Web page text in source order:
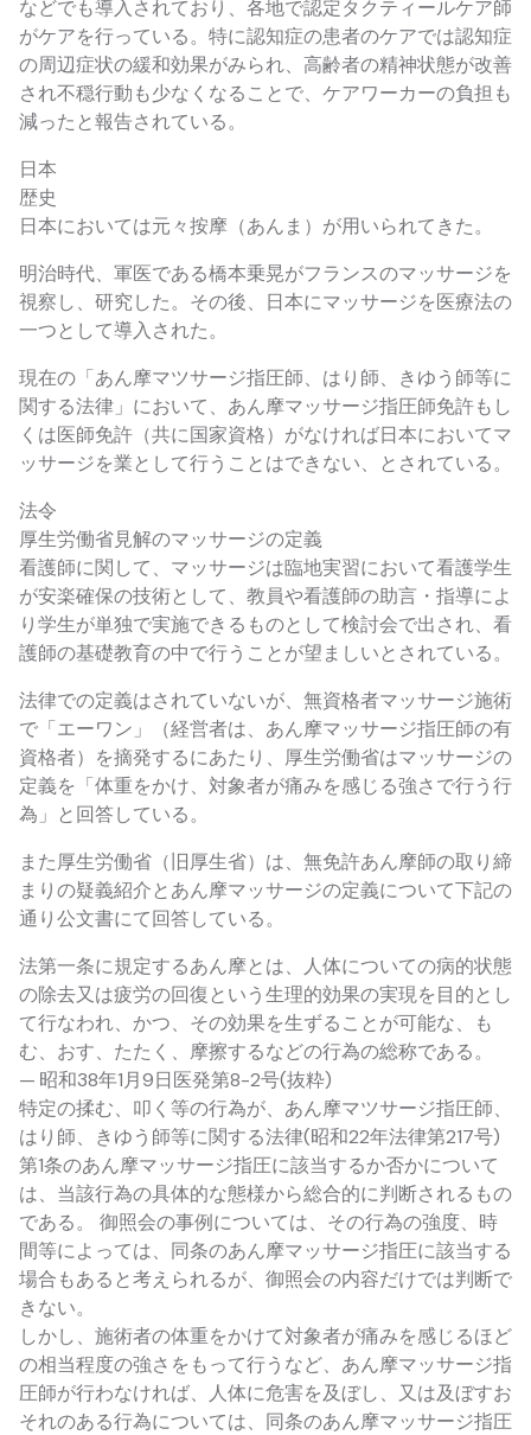
などでも導入されており、各地で認定タクティールケア師
がケアを行っている。特に認知症の患者のケアでは認知症
の周辺症状の緩和効果がみられ、高齢者の精神状態が改善
され不穏行動も少なくなることで、ケアワーカーの負担も
減ったと報告されている。
日本
歴史
日本においては元々按摩（あんま）が用いられてきた。
明治時代、軍医である橋本乗晃がフランスのマッサージを
視察し、研究した。その後、日本にマッサージを医療法の
一つとして導入された。
現在の「あん摩マツサージ指圧師、はり師、きゆう師等に
関する法律」において、あん摩マッサージ指圧師免許もし
くは医師免許（共に国家資格）がなければ日本においてマ
ッサージを業として行うことはできない、とされている。
法令
厚生労働省見解のマッサージの定義
看護師に関して、マッサージは臨地実習において看護学生
が安楽確保の技術として、教員や看護師の助言・指導によ
り学生が単独で実施できるものとして検討会で出され、看
護師の基礎教育の中で行うことが望ましいとされている。
法律での定義はされていないが、無資格者マッサージ施術
で「エーワン」（経営者は、あん摩マッサージ指圧師の有
資格者）を摘発するにあたり、厚生労働省はマッサージの
定義を「体重をかけ、対象者が痛みを感じる強さで行う行
為」と回答している。
また厚生労働省（旧厚生省）は、無免許あん摩師の取り締
まりの疑義紹介とあん摩マッサージの定義について下記の
通り公文書にて回答している。
法第一条に規定するあん摩とは、人体についての病的状態
の除去又は疲労の回復という生理的効果の実現を目的とし
て行なわれ、かつ、その効果を生ずることが可能な、も
む、おす、たたく、摩擦するなどの行為の総称である。
— 昭和38年1月9日医発第8-2号(抜粋)
特定の揉む、叩く等の行為が、あん摩マツサージ指圧師、
はり師、きゆう師等に関する法律(昭和22年法律第217号)
第1条のあん摩マッサージ指圧に該当するか否かについて
は、当該行為の具体的な態様から総合的に判断されるもの
である。 御照会の事例については、その行為の強度、時
間等によっては、同条のあん摩マッサージ指圧に該当する
場合もあると考えられるが、御照会の内容だけでは判断で
きない。
しかし、施術者の体重をかけて対象者が痛みを感じるほど
の相当程度の強さをもって行うなど、あん摩マッサージ指
圧師が行わなければ、人体に危害を及ぼし、又は及ぼすお
それのある行為については、同条のあん摩マッサージ指圧